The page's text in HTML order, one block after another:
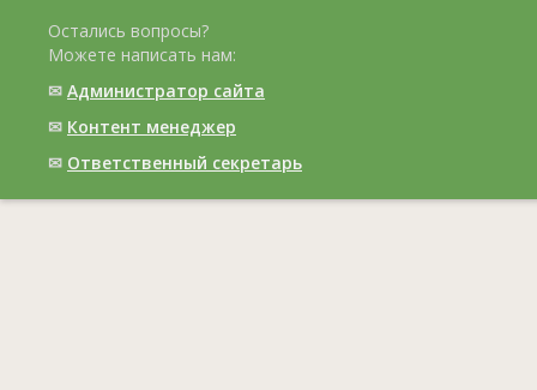
Остались вопросы?
Можете написать нам:
✉ Администратор сайта
✉ Контент менеджер
✉ Ответственный cекретарь